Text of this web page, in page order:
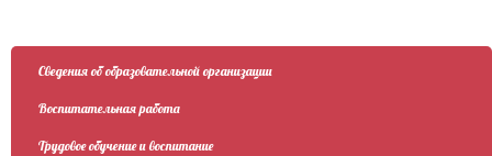
Сведения об образовательной организации
Воспитательная работа
Трудовое обучение и воспитание